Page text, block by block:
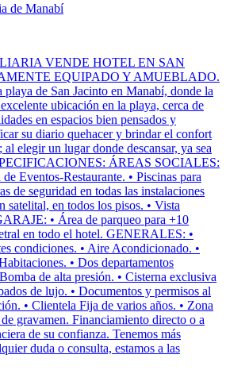
de Manabí
VENDE HOTEL EN SAN
EQUIPADO Y AMUEBLADO.
playa de San Jacinto en Manabí, donde la
ubicación en la playa, cerca de
en espacios bien pensados y
su diario quehacer y brindar el confort
elegir un lugar donde descansar, ya sea
ÁREAS SOCIALES:
Eventos-Restaurante. • Piscinas para
de seguridad en todas las instalaciones
satelital, en todos los pisos. • Vista
• Área de parqueo para +10
en todo el hotel. GENERALES: •
condiciones. • Aire Acondicionado. •
• Dos departamentos
de alta presión. • Cisterna exclusiva
de lujo. • Documentos y permisos al
• Clientela Fija de varios años. • Zona
gravamen. Financiamiento directo o a
de su confianza. Tenemos más
duda o consulta, estamos a las